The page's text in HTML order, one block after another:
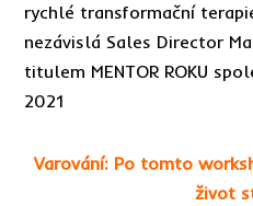
rychlé transformační
nezávislá Sales Director
titulem MENTOR ROKU
2021
Varování: Po tomto
život